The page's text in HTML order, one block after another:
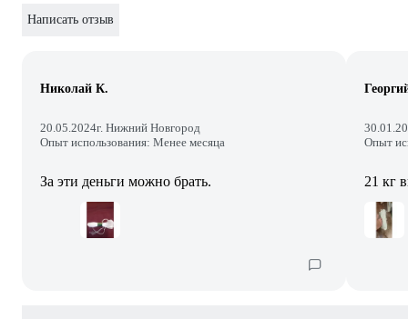
Написать отзыв
Николай К.
20.05.2024г. Нижний Новгород
Опыт использования: Менее месяца
За эти деньги можно брать.
Опыт
21 кг